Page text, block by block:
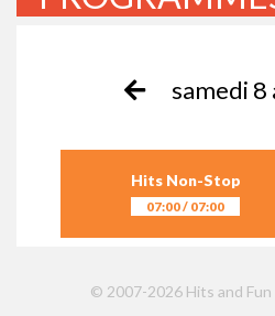
samedi 8
Hits Non-Stop
07:00 / 07:00
© 2007-2026 Hits and Fun